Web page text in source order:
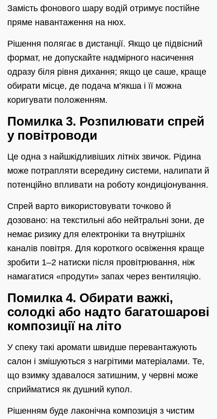
Замість фонового шару водій отримує постійне
пряме навантаження на нюх.
Рішення полягає в дистанції. Якщо це підвісний
формат, не допускайте надмірного насичення
одразу біля рівня дихання; якщо це саше, краще
обирати місце, де подача м’якша і її можна
коригувати положенням.
Помилка 3. Розпилювати спрей
у повітроводи
Це одна з найшкідливіших літніх звичок. Рідина
може потрапляти всередину системи, налипати й
потенційно впливати на роботу кондиціонування.
Спрей варто використовувати точково й
дозовано: на текстильні або нейтральні зони, де
немає ризику для електроніки та внутрішніх
каналів повітря. Для короткого освіження краще
зробити 1–2 натиски після провітрювання, ніж
намагатися «продути» запах через вентиляцію.
Помилка 4. Обирати важкі,
солодкі або надто багатошарові
композиції на літо
У спеку такі аромати швидше перевантажують
салон і змішуються з нагрітими матеріалами. Те,
що взимку здавалося затишним, у червні може
сприйматися як душний купол.
Рішенням буде лаконічна композиція з чистим